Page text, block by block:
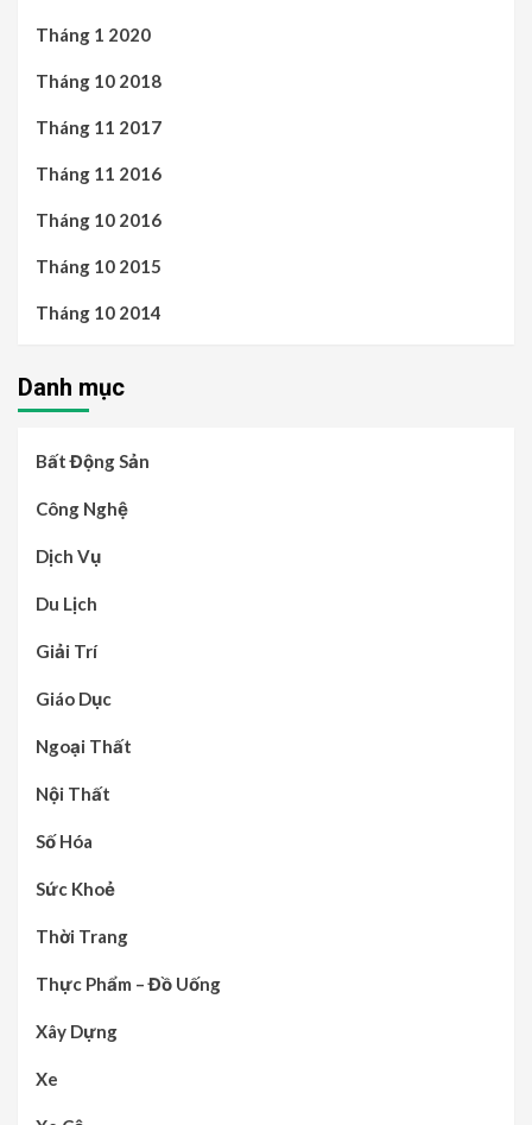
Tháng 1 2020
Tháng 10 2018
Tháng 11 2017
Tháng 11 2016
Tháng 10 2016
Tháng 10 2015
Tháng 10 2014
Danh mục
Bất Động Sản
Công Nghệ
Dịch Vụ
Du Lịch
Giải Trí
Giáo Dục
Ngoại Thất
Nội Thất
Số Hóa
Sức Khoẻ
Thời Trang
Thực Phẩm – Đồ Uống
Xây Dựng
Xe